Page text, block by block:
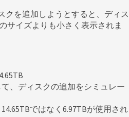
クを追加しようとすると、ディス
サイズよりも小さく表示されま
、ディスクの追加をシミュレー
ではなく6.97TBが使用され